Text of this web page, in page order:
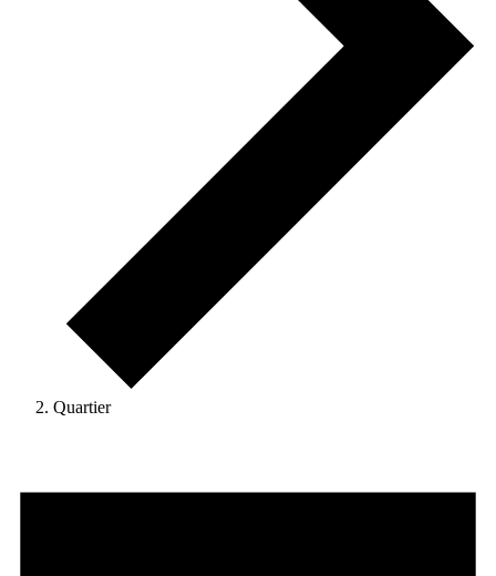
Quartier